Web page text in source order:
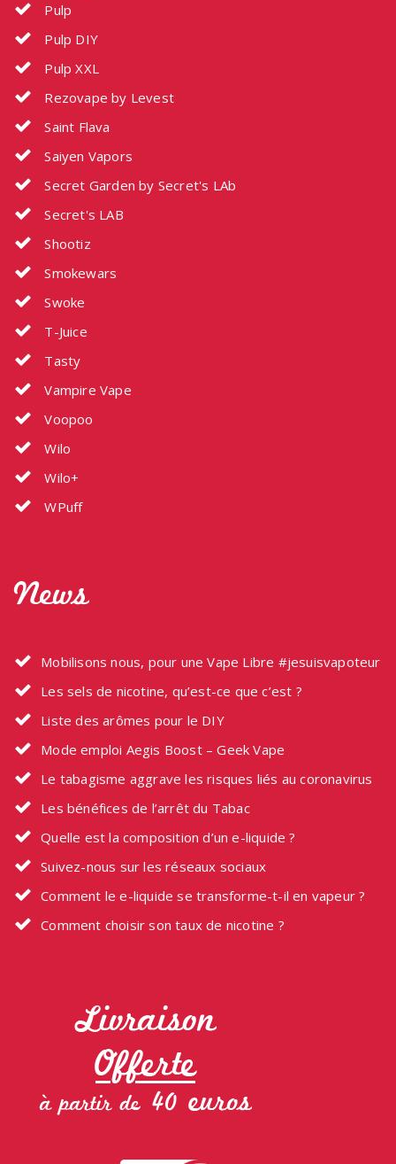
Pulp
Pulp DIY
Pulp XXL
Rezovape by Levest
Saint Flava
Saiyen Vapors
Secret Garden by Secret's LAb
Secret's LAB
Shootiz
Smokewars
Swoke
T-Juice
Tasty
Vampire Vape
Voopoo
Wilo
Wilo+
WPuff
News
Mobilisons nous, pour une Vape Libre #jesuisvapoteur
Les sels de nicotine, qu’est-ce que c’est ?
Liste des arômes pour le DIY
Mode emploi Aegis Boost – Geek Vape
Le tabagisme aggrave les risques liés au coronavirus
Les bénéfices de l’arrêt du Tabac
Quelle est la composition d’un e-liquide ?
Suivez-nous sur les réseaux sociaux
Comment le e-liquide se transforme-t-il en vapeur ?
Comment choisir son taux de nicotine ?